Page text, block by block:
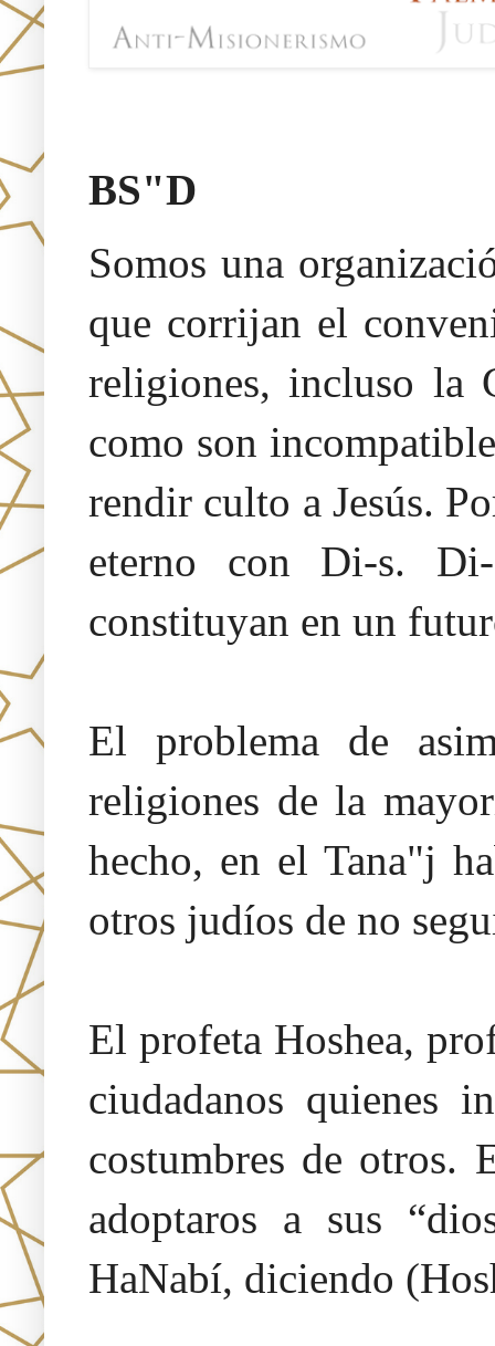
BS"D
Somos una
que corrijan el
religiones, incluso la
como son
rendir culto a Jesús.
eterno con Di-s.
constituyan en un
El problema de
religiones de la
hecho, en el Tana"j
otros judíos de no
El profeta Hoshea,
ciudadanos quienes
costumbres de otros.
adoptaros a sus
HaNabí, diciendo